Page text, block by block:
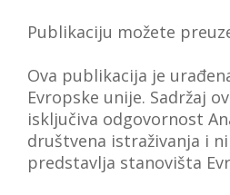
Publikaciju možete
Ova publikacija je
Evropske unije. Sadržaj
isključiva odgovornost
društvena istraživanja i
predstavlja stanovišta